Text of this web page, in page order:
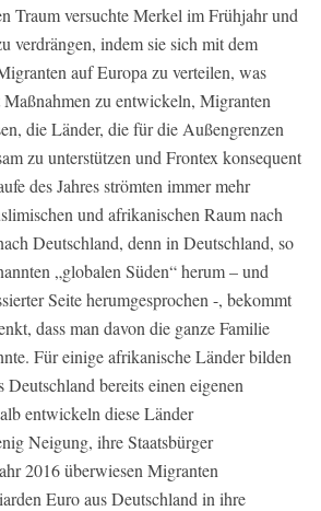
Traum versuchte Merkel im Frühjahr und
verdrängen, indem sie sich mit dem
auf Europa zu verteilen, was
zu entwickeln, Migranten
die Länder, die für die Außengrenzen
zu unterstützen und Frontex konsequent
des Jahres strömten immer mehr
und afrikanischen Raum nach
Deutschland, denn in Deutschland, so
„globalen Süden“ herum – und
Seite herumgesprochen -, bekommt
dass man davon die ganze Familie
Für einige afrikanische Länder bilden
bereits einen eigenen
entwickeln diese Länder
Neigung, ihre Staatsbürger
2016 überwiesen Migranten
Euro aus Deutschland in ihre